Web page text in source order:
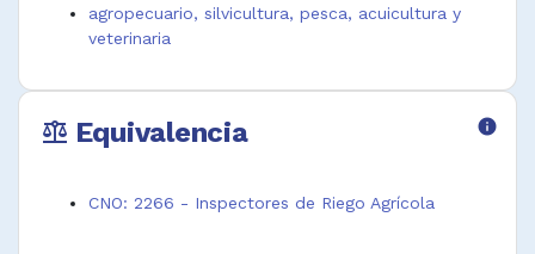
agropecuario, silvicultura, pesca, acuicultura y
veterinaria
balance Equivalencia info
CNO: 2266 - Inspectores de Riego Agrícola